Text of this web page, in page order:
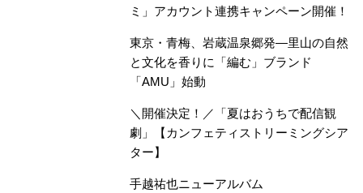
ミ」アカウント連携キャンペーン開催！
東京・青梅、岩蔵温泉郷発―里山の自然
と文化を香りに「編む」ブランド
「AMU」始動
＼開催決定！／「夏はおうちで配信観
劇」【カンフェティストリーミングシア
ター】
手越祐也ニューアルバム